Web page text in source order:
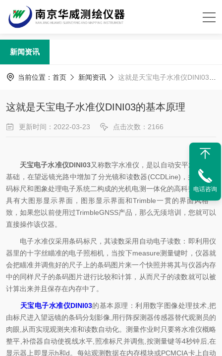
新闻资讯
当前位置： 首页 新闻资讯 这就是天宝电子水准仪DINI03的基本原理
这就是天宝电子水准仪DINI03的基本原理
更新时间：2022-03-23 点击次数：2166
天宝电子水准仪DINI03又称数字水准仪，是以自动安平水准仪为
基础，在望远镜光路中增加了分光镜和读数器(CCDLine)，并采用条
码标尺和图象处理电子系统二构成的光机电测一体化的高科技产品。
具有大图形显示界面，图形显示界面和Trimble一贯的界面风格一
致，如果您以前使用过TrimbleGNSS产品，那么无须培训，您就可以
直接操作该仪器。
电子水准仪采用条码标尺，其读数采用自动电子读数：即利用仪
器里的十字丝瞄准的电子照相机，当按下measure测量键时，仪器就
会把瞄准并调焦好的尺子上的条码图片来一个快照并将其与仪器内存
中的同样尺子的条码图片进行比较和计算，从而尺子的读数就可以被
计算出来并且保存在内存中了。
天宝电子水准仪DINI03的基本原理：利用数字图像处理技术,把
由标尺进入望远镜的条码分划影像,用行阵探测器传感器替代观测员的
肉眼,从而实现观测夹准和读数自动化。测量作业时只要将水准仪概略
整平,补偿器自动使视线水平,照准标尺并调焦,按测量键等4秒钟后,在
显示器上即显示h和d。每站观测数据在内存模块或PCMCIA卡上自动
电话咨询